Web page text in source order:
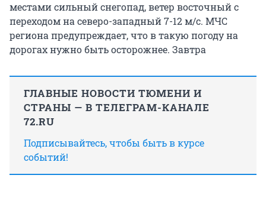
местами сильный снегопад, ветер восточный с
переходом на северо-западный 7-12 м/с. МЧС
региона предупреждает, что в такую погоду на
дорогах нужно быть осторожнее. Завтра
ГЛАВНЫЕ НОВОСТИ ТЮМЕНИ И
СТРАНЫ — В ТЕЛЕГРАМ-КАНАЛЕ
72.RU
Подписывайтесь, чтобы быть в курсе
событий!